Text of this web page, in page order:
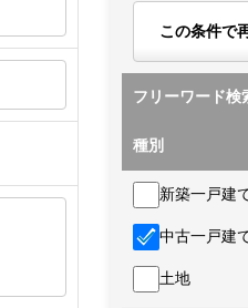
この条件で
フリーワード検
種別
新築一戸建
中古一戸建
土地